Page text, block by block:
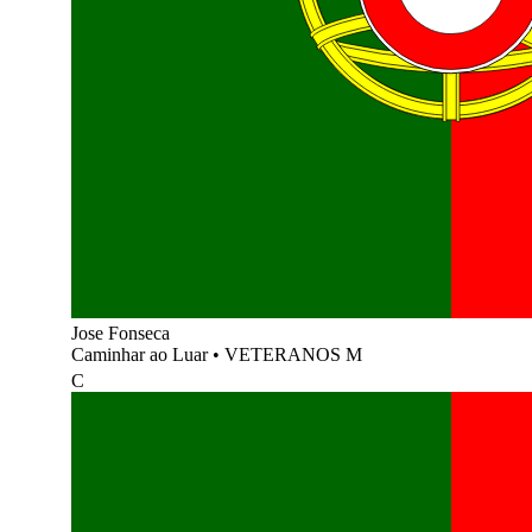
Jose Fonseca
Caminhar ao Luar • VETERANOS M
C